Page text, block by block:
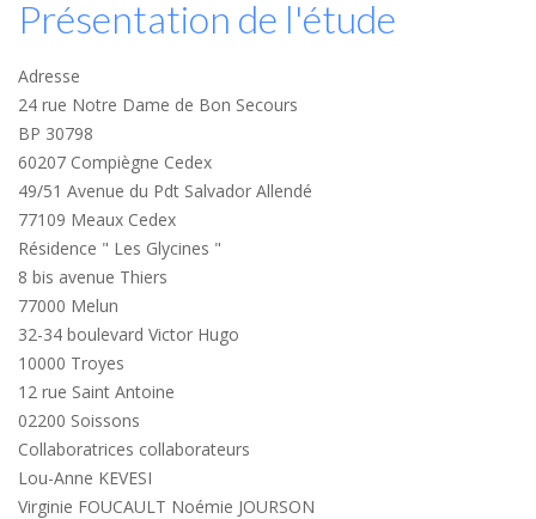
Présentation de l'étude
Adresse
24 rue Notre Dame de Bon Secours
BP 30798
60207 Compiègne Cedex
49/51 Avenue du Pdt Salvador Allendé
77109 Meaux Cedex
Résidence " Les Glycines "
8 bis avenue Thiers
77000 Melun
32-34 boulevard Victor Hugo
10000 Troyes
12 rue Saint Antoine
02200 Soissons
Collaboratrices collaborateurs
Lou-Anne KEVESI
Virginie FOUCAULT Noémie JOURSON